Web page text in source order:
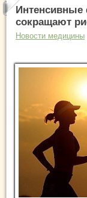
Интенсивные
сокращают
Новости медицины